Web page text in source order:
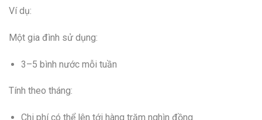
Ví dụ:
Một gia đình sử dụng:
3–5 bình nước mỗi tuần
Tính theo tháng:
Chi phí có thể lên tới hàng trăm nghìn đồng